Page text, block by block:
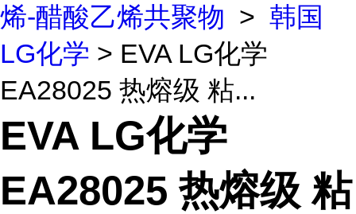
烯-醋酸乙烯共聚物 > 韩国
LG化学 > EVA LG化学
EA28025 热熔级 粘...
EVA LG化学
EA28025 热熔级 粘